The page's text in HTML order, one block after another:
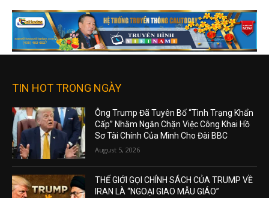
TIN HOT TRONG NGÀY
Ông Trump Đã Tuyên Bố “Tình Trạng Khẩn
Cấp” Nhằm Ngăn Chặn Việc Công Khai Hồ
Sơ Tài Chính Của Mình Cho Đài BBC
August 5, 2026
THẾ GIỚI GỌI CHÍNH SÁCH CỦA TRUMP VỀ
IRAN LÀ “NGOẠI GIAO MẪU GIÁO”